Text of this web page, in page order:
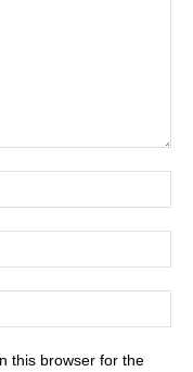
this browser for the